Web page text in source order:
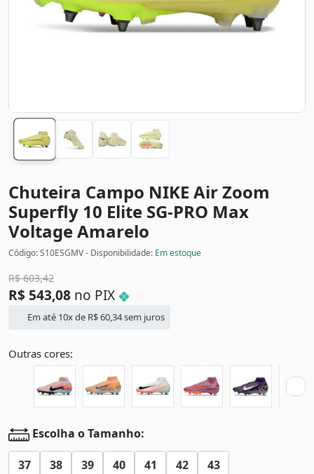
Chuteira Campo NIKE Air Zoom
Superfly 10 Elite SG-PRO Max
VoltageAmarelo
Código: S10ESGMV - Disponibilidade: Em estoque
R$603,42
R$ 543,08 no PIX
Em até 10x de R$60,34sem juros
Outras cores:
Escolha o Tamanho:
37 38 39 40 41 42 43